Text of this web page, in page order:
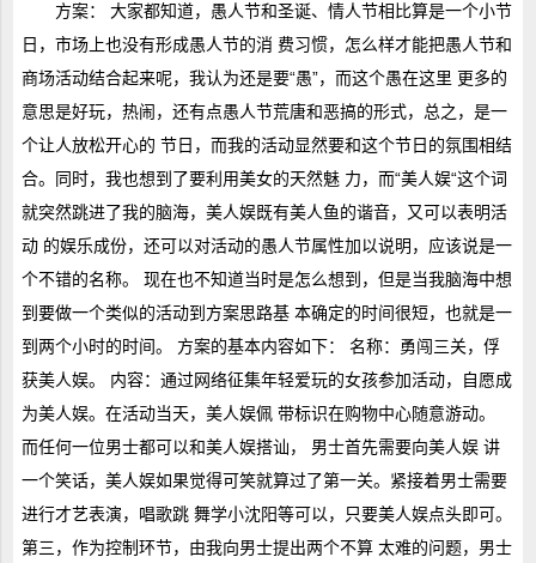
方案： 大家都知道，愚人节和圣诞、情人节相比算是一个小节
日，市场上也没有形成愚人节的消 费习惯，怎么样才能把愚人节和
商场活动结合起来呢，我认为还是要“愚”，而这个愚在这里 更多的
意思是好玩，热闹，还有点愚人节荒唐和恶搞的形式，总之，是一
个让人放松开心的 节日，而我的活动显然要和这个节日的氛围相结
合。同时，我也想到了要利用美女的天然魅 力，而“美人娱“这个词
就突然跳进了我的脑海，美人娱既有美人鱼的谐音，又可以表明活
动 的娱乐成份，还可以对活动的愚人节属性加以说明，应该说是一
个不错的名称。 现在也不知道当时是怎么想到，但是当我脑海中想
到要做一个类似的活动到方案思路基 本确定的时间很短，也就是一
到两个小时的时间。 方案的基本内容如下： 名称：勇闯三关，俘
获美人娱。 内容：通过网络征集年轻爱玩的女孩参加活动，自愿成
为美人娱。在活动当天，美人娱佩 带标识在购物中心随意游动。
而任何一位男士都可以和美人娱搭讪， 男士首先需要向美人娱 讲
一个笑话，美人娱如果觉得可笑就算过了第一关。紧接着男士需要
进行才艺表演，唱歌跳 舞学小沈阳等可以，只要美人娱点头即可。
第三，作为控制环节，由我向男士提出两个不算 太难的问题，男士